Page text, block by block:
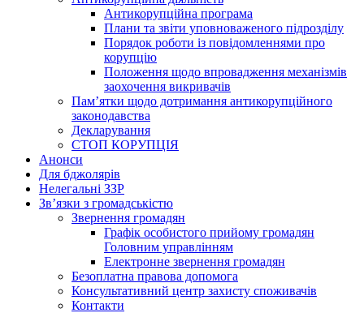
Антикорупційна програма
Плани та звіти уповноваженого підрозділу
Порядок роботи із повідомленнями про
корупцію
Положення щодо впровадження механізмів
заохочення викривачів
Пам’ятки щодо дотримання антикорупційного
законодавства
Декларування
СТОП КОРУПЦІЯ
Анонси
Для бджолярів
Нелегальні ЗЗР
Зв’язки з громадськістю
Звернення громадян
Графік особистого прийому громадян
Головним управлінням
Електронне звернення громадян
Безоплатна правова допомога
Консультативний центр захисту споживачів
Контакти